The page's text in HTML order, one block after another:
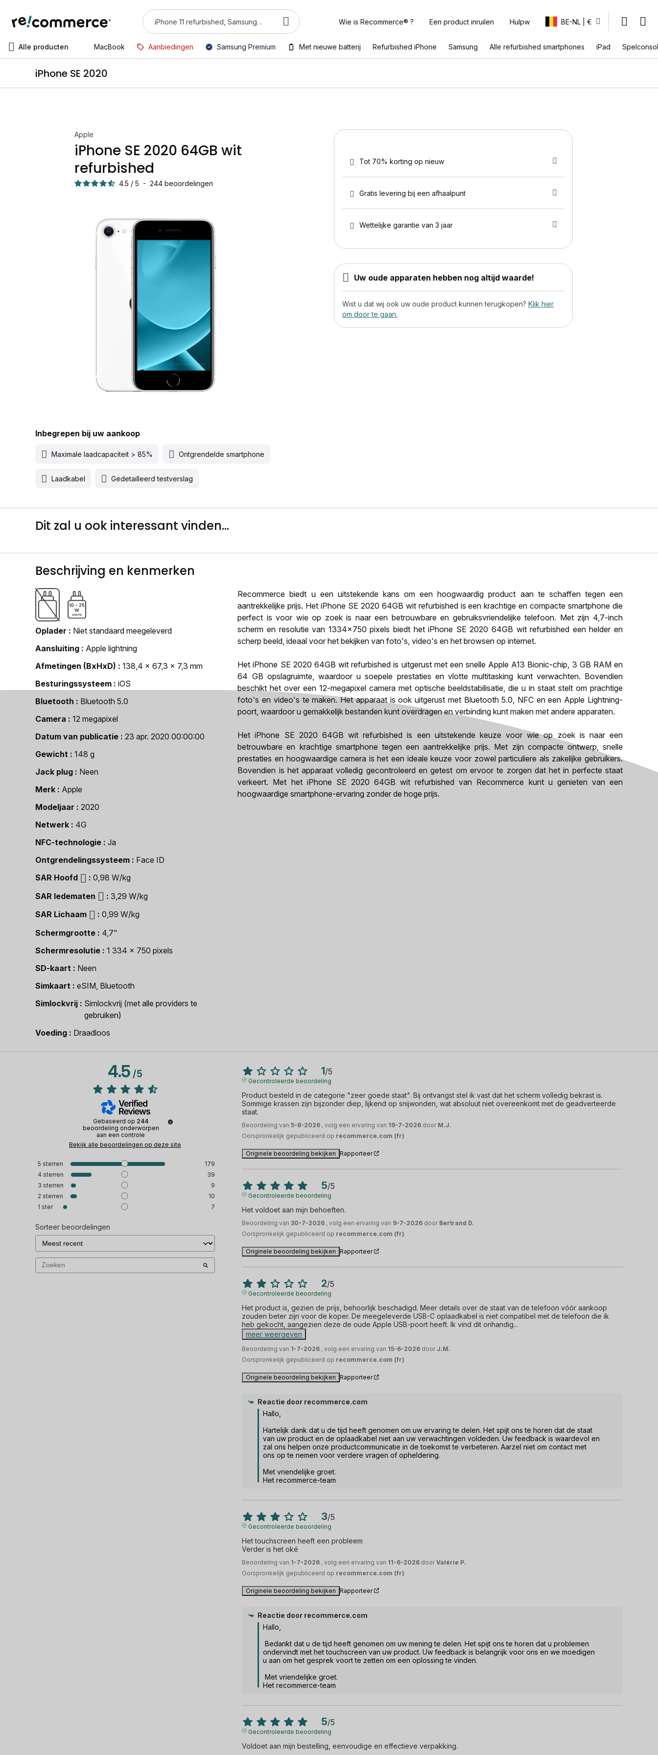
Wie is Recommerce® ? Een product inruilen Hulpw BE-NL | €
Alle producten MacBook Aanbiedingen Samsung Premium Met nieuwe batterij Refurbished iPhone Samsung Alle refurbished smartphones iPad
iPhone SE 2020
Apple
iPhone SE 2020 64GB wit
refurbished
4.5 / 5 - 244 beoordelingen
Inbegrepen bij uw aankoop
Maximale laadcapaciteit > 85% Ontgrendelde smartphone
Laadkabel Gedetailleerd testverslag
Tot 70% korting op nieuw
Gratis levering bij een afhaalpunt
Wettelijke garantie van 3 jaar
Uw oude apparaten hebben nog altijd waarde!
Wist u dat wij ook uw oude product kunnen terugkopen? Klik hier
om door te gaan.
Dit zal u ook interessant vinden...
Beschrijving en kenmerken
Oplader
Niet standaard meegeleverd
Aansluiting
Apple lightning
Afmetingen (BxHxD)
138,4 x 67,3 x 7,3 mm
Besturingssysteem
iOS
Bluetooth
Bluetooth 5.0
Camera
12 megapixel
Datum van publicatie
23 apr. 2020 00:00:00
Gewicht
148 g
Jack plug
Neen
Merk
Apple
Modeljaar
2020
Netwerk
4G
NFC-technologie
Ja
Ontgrendelingssysteem
Face ID
SAR Hoofd
0,98 W/kg
SAR ledematen
3,29 W/kg
SAR Lichaam
0,99 W/kg
Schermgrootte
4,7"
Schermresolutie
1 334 x 750 pixels
SD-kaart
Neen
Simkaart
eSIM, Bluetooth
Simlockvrij
Simlockvrij (met alle providers te
gebruiken)
Voeding
Draadloos
Recommerce biedt u een uitstekende kans om een hoogwaardig product aan te schaffen tegen een
aantrekkelijke prijs. Het iPhone SE 2020 64GB wit refurbished is een krachtige en compacte smartphone die
perfect is voor wie op zoek is naar een betrouwbare en gebruiksvriendelijke telefoon. Met zijn 4,7-inch
scherm en resolutie van 1334x750 pixels biedt het iPhone SE 2020 64GB wit refurbished een helder en
scherp beeld, ideaal voor het bekijken van foto's, video's en het browsen op internet.
Het iPhone SE 2020 64GB wit refurbished is uitgerust met een snelle Apple A13 Bionic-chip, 3 GB RAM en
64 GB opslagruimte, waardoor u soepele prestaties en vlotte multitasking kunt verwachten. Bovendien
beschikt het over een 12-megapixel camera met optische beeldstabilisatie, die u in staat stelt om prachtige
foto's en video's te maken. Het apparaat is ook uitgerust met Bluetooth 5.0, NFC en een Apple Lightning-
poort, waardoor u gemakkelijk bestanden kunt overdragen en verbinding kunt maken met andere apparaten.
Het iPhone SE 2020 64GB wit refurbished is een uitstekende keuze voor wie op zoek is naar een
betrouwbare en krachtige smartphone tegen een aantrekkelijke prijs. Met zijn compacte ontwerp, snelle
prestaties en hoogwaardige camera is het een ideale keuze voor zowel particuliere als zakelijke gebruikers.
Bovendien is het apparaat volledig gecontroleerd en getest om ervoor te zorgen dat het in perfecte staat
verkeert. Met het iPhone SE 2020 64GB wit refurbished van Recommerce kunt u genieten van een
hoogwaardige smartphone-ervaring zonder de hoge prijs.
4.5/5
Gebaseerd op 244
beoordeling onderworpen
aan een controle
Bekijk alle beoordelingen op deze site
5 sterren
179
4 sterren
39
3 sterren
9
2 sterren
10
1 ster 7
Sorteer beoordelingen
1/5
Gecontroleerde beoordeling
Product besteld in de categorie "zeer goede staat". Bij ontvangst stel ik vast dat het scherm volledig bekrast is.
Sommige krassen zijn bijzonder diep, lijkend op snijwonden, wat absoluut niet overeenkomt met de geadverteerde
staat.
Beoordeling van5-8-2026 , volg een ervaring van 19-7-2026 door M.J.
Oorspronkelijk gepubliceerd op recommerce.com (fr)
Originele beoordeling bekijken Rapporteer
5/5
Gecontroleerde beoordeling
Het voldoet aan mijn behoeften.
Beoordeling van30-7-2026 , volg een ervaring van 9-7-2026 door Bertrand D.
Oorspronkelijk gepubliceerd op recommerce.com (fr)
Originele beoordeling bekijken Rapporteer
2/5
Gecontroleerde beoordeling
Het product is, gezien de prijs, behoorlijk beschadigd. Meer details over de staat van de telefoon vóór aankoop
zouden beter zijn voor de koper. De meegeleverde USB-C oplaadkabel is niet compatibel met de telefoon die ik
heb gekocht, aangezien deze de oude Apple USB-poort heeft. Ik vind dit onhandig...
meer weergeven
Beoordeling van 1-7-2026 , volg een ervaring van 15-6-2026 door J.M.
Oorspronkelijk gepubliceerd op recommerce.com (fr)
Originele beoordeling bekijken Rapporteer
Reactie door recommerce.com
Hallo,
Hartelijk dank dat u de tijd heeft genomen om uw ervaring te delen. Het spijt ons te horen dat de staat
van uw product en de oplaadkabel niet aan uw verwachtingen voldeden. Uw feedback is waardevol en
zal ons helpen onze productcommunicatie in de toekomst te verbeteren. Aarzel niet om contact met
ons op te nemen voor verdere vragen of opheldering.
Met vriendelijke groet.
Het recommerce-team
3/5
Gecontroleerde beoordeling
Het touchscreen heeft een probleem
Verder is het oké
Beoordeling van 1-7-2026 , volg een ervaring van 11-6-2026 doorValérie P.
Oorspronkelijk gepubliceerd op recommerce.com (fr)
Originele beoordeling bekijken Rapporteer
Reactie door recommerce.com
Hallo,
Bedankt dat u de tijd heeft genomen om uw mening te delen. Het spijt ons te horen dat u problemen
ondervindt met het touchscreen van uw product. Uw feedback is belangrijk voor ons en we moedigen
u aan om het gesprek voort te zetten om een oplossing te vinden.
Met vriendelijke groet.
Het recommerce-team
5/5
Gecontroleerde beoordeling
Voldoet aan mijn bestelling, eenvoudige en effectieve verpakking.